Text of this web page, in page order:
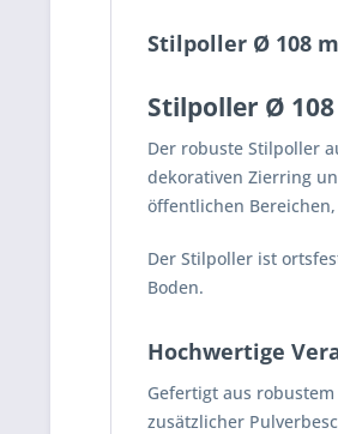
Stilpoller Ø 108
Stilpoller Ø
Der robuste Stilpoller
dekorativen Zierring
öffentlichen
Der Stilpoller ist
Boden.
Hochwertige
Gefertigt aus
zusätzlicher